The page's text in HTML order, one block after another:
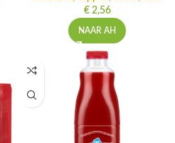
€2,56
NAAR AH